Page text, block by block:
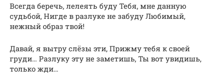
Всегда беречь, лелеять буду Тебя, мне данную
судьбой, Нигде в разлуке не забуду Любимый,
нежный образ твой!
Давай, я вытру слёзы эти, Прижму тебя к своей
груди… Разлуку эту не заметишь, Ты вот увидишь,
только жди…